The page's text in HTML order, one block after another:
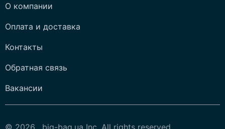
О компании
Оплата и доставка
Контакты
Обратная связь
Вакансии
© 2026 , big-bag.ua Inc. All rights reserved.